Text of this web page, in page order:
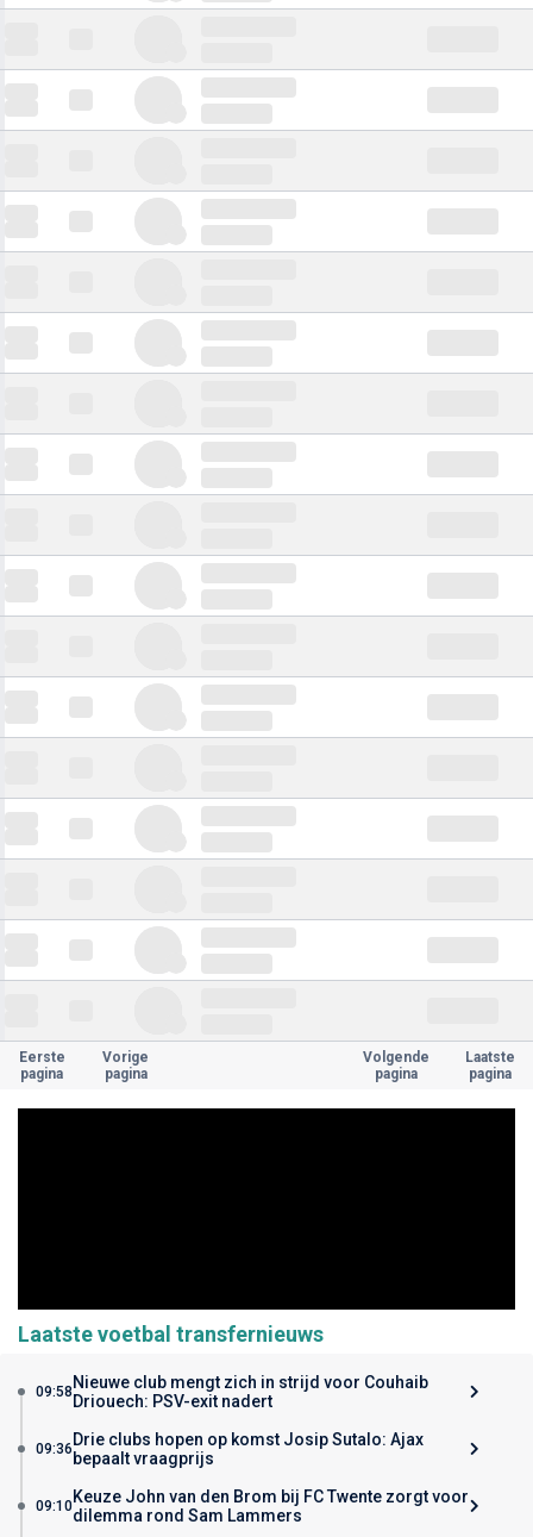
Eerste
pagina
Vorige
pagina
Volgende
pagina
Laatste
pagina
Laatste voetbal transfernieuws
09:58 Nieuwe club mengt zich in strijd voor Couhaib
Driouech: PSV-exit nadert
09:36 Drie clubs hopen op komst Josip Sutalo: Ajax
bepaalt vraagprijs
09:10Keuze John van den Brom bij FC Twente zorgt voor
dilemma rond Sam Lammers